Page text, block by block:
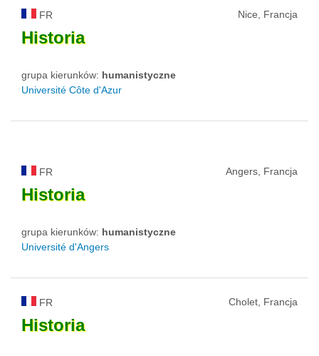
FR Nice, Francja
Historia
grupa kierunków: humanistyczne
Université Côte d'Azur
FR Angers, Francja
Historia
grupa kierunków: humanistyczne
Université d'Angers
FR Cholet, Francja
Historia